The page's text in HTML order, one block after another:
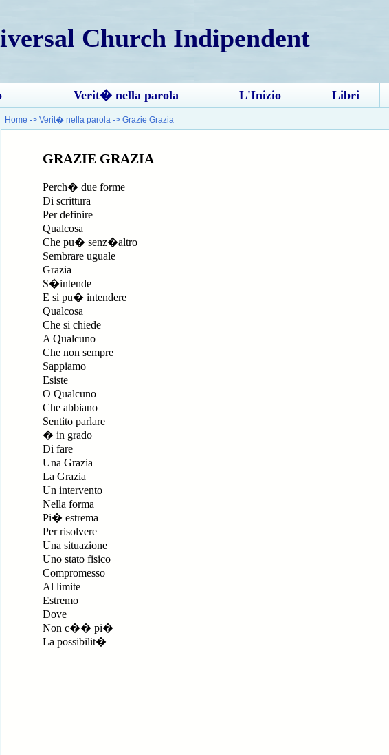
Church Indipendent
Verit� nella parola L'Inizio Libri
Home -> Verit� nella parola -> Grazie Grazia
GRAZIE GRAZIA
Perch� due forme
Di scrittura
Per definire
Qualcosa
Che pu� senz�altro
Sembrare uguale
Grazia
S�intende
E si pu� intendere
Qualcosa
Che si chiede
A Qualcuno
Che non sempre
Sappiamo
Esiste
O Qualcuno
Che abbiano
Sentito parlare
� in grado
Di fare
Una Grazia
La Grazia
Un intervento
Nella forma
Pi� estrema
Per risolvere
Una situazione
Uno stato fisico
Compromesso
Al limite
Estremo
Dove
Non c�� pi�
La possibilit�